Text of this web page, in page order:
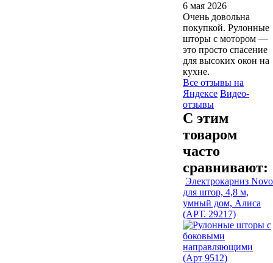
6 мая 2026
Очень довольна
покупкой. Рулонные
шторы с мотором —
это просто спасение
для высоких окон на
кухне.
Все отзывы на
Яндексе Видео-
отзывы
С этим
товаром
часто
сравнивают:
Электрокарниз Novo
для штор, 4,8 м,
умный дом, Алиса
(АРТ. 29217)